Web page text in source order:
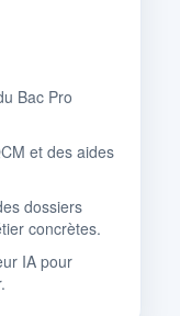
Bac Pro
et des aides
dossiers
concrètes.
IA pour